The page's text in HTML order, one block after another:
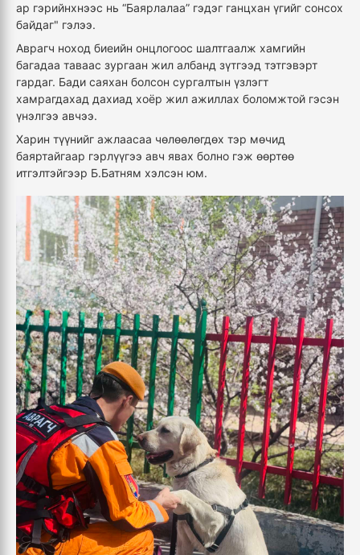
ар гэрийнхнээс нь “Баярлалаа” гэдэг ганцхан үгийг сонсох
байдаг" гэлээ.
Аврагч ноход биеийн онцлогоос шалтгаалж хамгийн
багадаа таваас зургаан жил албанд зүтгээд тэтгэвэрт
гардаг. Бади саяхан болсон сургалтын үзлэгт
хамрагдахад дахиад хоёр жил ажиллах боломжтой гэсэн
үнэлгээ авчээ.
Харин түүнийг ажлаасаа чөлөөлөгдөх тэр мөчид
баяртайгаар гэрлүүгээ авч явах болно гэж өөртөө
итгэлтэйгээр Б.Батням хэлсэн юм.